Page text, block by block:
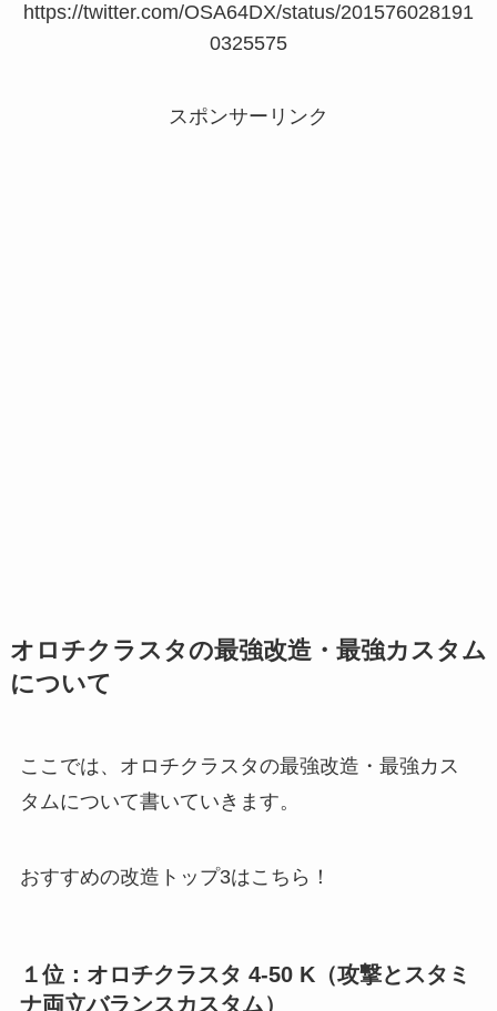
https://twitter.com/OSA64DX/status/201576028191
0325575
スポンサーリンク
オロチクラスタの最強改造・最強カスタム
について
ここでは、オロチクラスタの最強改造・最強カス
タムについて書いていきます。
おすすめの改造トップ3はこちら！
１位：オロチクラスタ 4-50 K（攻撃とスタミ